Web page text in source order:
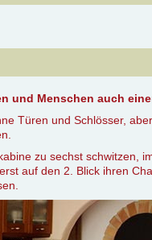
und Menschen auch
Türen und Schlösser,
zu sechst schwitzen,
auf den 2. Blick ihren